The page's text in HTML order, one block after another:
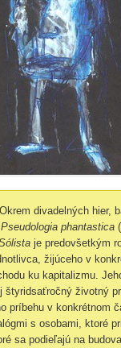
divadelných hier,
Pseudologia phantastica
je predovšetkým
žijúceho v
ku kapitalizmu.
životný
príbehu v konkrétnom
s osobami, ktoré
sa podieľajú na